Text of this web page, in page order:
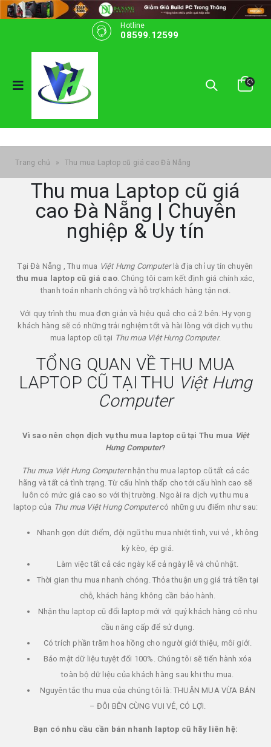
Hotline
08599.12599
Trang chủ » Thu mua Laptop cũ giá cao Đà Nẵng
Thu mua Laptop cũ giá
cao Đà Nẵng | Chuyên
nghiệp & Uy tín
Tại Đà Nẵng , Thu mua Việt Hưng Computerlà địa chỉ uy tín chuyên
thu mua laptop cũ giá cao . Chúng tôi cam kết định giá chính xác,
thanh toán nhanh chóng và hỗ trợ khách hàng tận nơi.
Với quy trình thu mua đơn giản và hiệu quả cho cả 2 bên. Hy vọng
khách hàng sẽ có những trải nghiệm tốt và hài lòng với dịch vụ thu
mua laptop cũ tại Thu mua Việt Hưng Computer.
TỔNG QUAN VỀ THU MUA
LAPTOP CŨ TẠI THU Việt Hưng
Computer
Vì sao nên chọn dịch vụ thu mua laptop cũ tại Thu mua Việt
Hưng Computer?
Thu mua Việt Hưng Computernhận thu mua laptop cũ tất cả các
hãng và tất cả tình trạng. Từ cấu hình thấp cho tới cấu hình cao sẽ
luôn có mức giá cao so với thị trường. Ngoài ra dịch vụ thu mua
laptop của Thu mua Việt Hưng Computercó những ưu điểm như sau:
Nhanh gọn dứt điểm, đội ngũ thu mua nhiệt tình, vui vẻ , không
kỳ kèo, ép giá.
Làm việc tất cả các ngày kể cả ngày lễ và chủ nhật.
Thời gian thu mua nhanh chóng. Thỏa thuận ưng giá trả tiền tại
chỗ, khách hàng không cần bảo hành.
Nhận thu laptop cũ đổi laptop mới với quý khách hàng có nhu
cầu nâng cấp để sử dụng.
Có trích phần trăm hoa hồng cho người giới thiệu, môi giới.
Bảo mật dữ liệu tuyệt đối 100%. Chúng tôi sẽ tiến hành xóa
toàn bộ dữ liệu của khách hàng sau khi thu mua.
Nguyên tắc thu mua của chúng tôi là: THUẬN MUA VỪA BÁN
– ĐÔI BÊN CÙNG VUI VẺ, CÓ LỢI.
Bạn có nhu cầu cần bán nhanh laptop cũ hãy liên hệ: